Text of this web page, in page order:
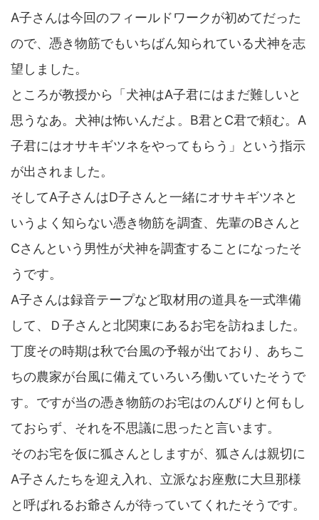
A子さんは今回のフィールドワークが初めてだった
ので、憑き物筋でもいちばん知られている犬神を志
望しました。
ところが教授から「犬神はA子君にはまだ難しいと
思うなあ。犬神は怖いんだよ。B君とC君で頼む。A
子君にはオサキギツネをやってもらう」という指示
が出されました。
そしてA子さんはD子さんと一緒にオサキギツネと
いうよく知らない憑き物筋を調査、先輩のBさんと
Cさんという男性が犬神を調査することになったそ
うです。
A子さんは録音テープなど取材用の道具を一式準備
して、Ｄ子さんと北関東にあるお宅を訪ねました。
丁度その時期は秋で台風の予報が出ており、あちこ
ちの農家が台風に備えていろいろ働いていたそうで
す。ですが当の憑き物筋のお宅はのんびりと何もし
ておらず、それを不思議に思ったと言います。
そのお宅を仮に狐さんとしますが、狐さんは親切に
A子さんたちを迎え入れ、立派なお座敷に大旦那様
と呼ばれるお爺さんが待っていてくれたそうです。